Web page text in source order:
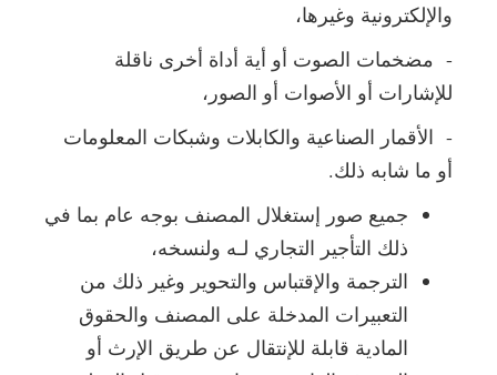
والإلكترونية وغيرها،
- مضخمات الصوت أو أية أداة أخرى ناقلة
للإشارات أو الأصوات أو الصور،
- الأقمار الصناعية والكابلات وشبكات المعلومات
أو ما شابه ذلك.
جميع صور إستغلال المصنف بوجه عام بما في
ذلك التأجير التجاري لـه ولنسخه،
الترجمة والإقتباس والتحوير وغير ذلك من
التعبيرات المدخلة على المصنف والحقوق
المادية قابلة للإنتقال عن طريق الإرث أو